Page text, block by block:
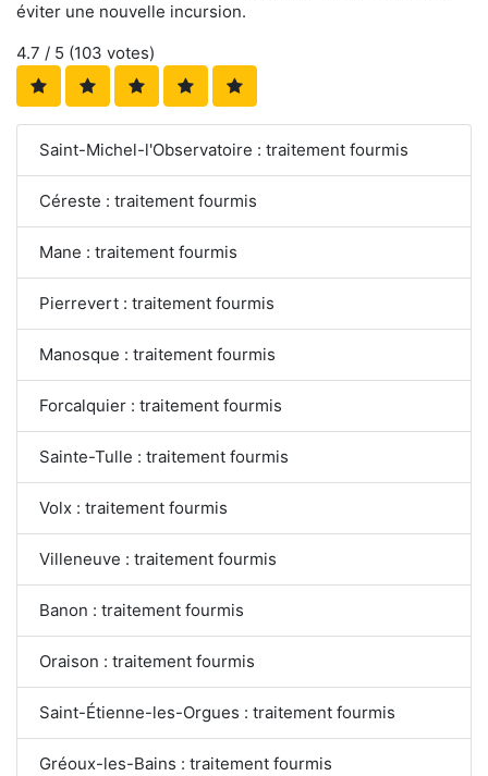
éviter une nouvelle incursion.
4.7 / 5 (103 votes)
Saint-Michel-l'Observatoire : traitement fourmis
Céreste : traitement fourmis
Mane : traitement fourmis
Pierrevert : traitement fourmis
Manosque : traitement fourmis
Forcalquier : traitement fourmis
Sainte-Tulle : traitement fourmis
Volx : traitement fourmis
Villeneuve : traitement fourmis
Banon : traitement fourmis
Oraison : traitement fourmis
Saint-Étienne-les-Orgues : traitement fourmis
Gréoux-les-Bains : traitement fourmis